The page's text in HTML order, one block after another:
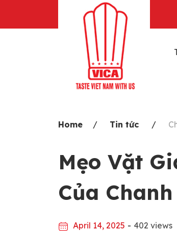
Home Tin tức
Mẹo Vặt
Của
April 14, 2025 - 402 views